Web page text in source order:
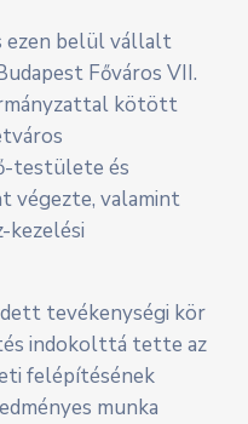
ezen belül vállalt
Főváros VII.
kötött
testülete és
végezte, valamint
kezelési
tevékenységi kör
indokolttá tette az
felépítésének
munka